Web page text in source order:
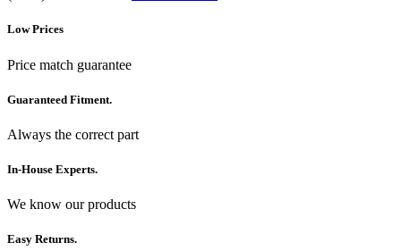
Low Prices
Price match guarantee
Guaranteed Fitment.
Always the correct part
In-House Experts.
We know our products
Easy Returns.